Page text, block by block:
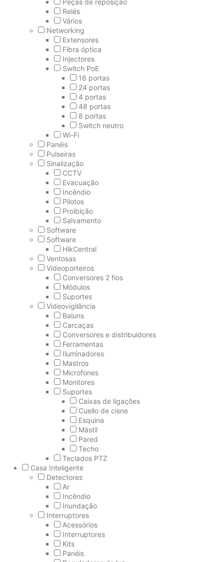
Peças de reposição
Relés
Vários
Networking
Extensores
Fibra óptica
Injectores
Switch PoE
16 portas
24 portas
4 portas
48 portas
8 portas
Switch neutro
Wi-Fi
Panéis
Pulseiras
Sinalização
CCTV
Evacuação
Incêndio
Pilotos
Proibição
Salvamento
Software
Software
HikCentral
Ventosas
Videoporteiros
Conversores 2 fios
Módulos
Suportes
Videovigilância
Baluns
Carcaças
Conversores e distribuidores
Ferramentas
Iluminadores
Mastros
Microfones
Monitores
Suportes
Caixas de ligações
Cuello de cisne
Esquina
Mástil
Pared
Techo
Teclados PTZ
Casa Inteligente
Detectores
Ar
Incêndio
Inundação
Interruptores
Acessórios
Interruptores
Kits
Panéis